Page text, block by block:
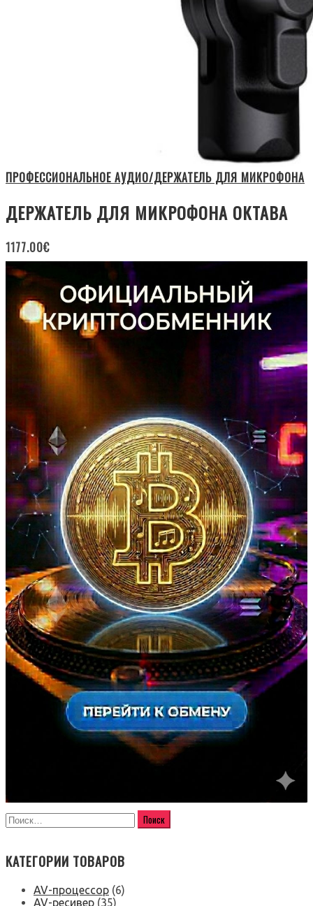
ПРОФЕССИОНАЛЬНОЕ АУДИО/ДЕРЖАТЕЛЬ ДЛЯ МИКРОФОНА
ДЕРЖАТЕЛЬ ДЛЯ МИКРОФОНА ОКТАВА
1177.00€
КАТЕГОРИИ ТОВАРОВ
AV-процессор (6)
AV-ресивер (35)